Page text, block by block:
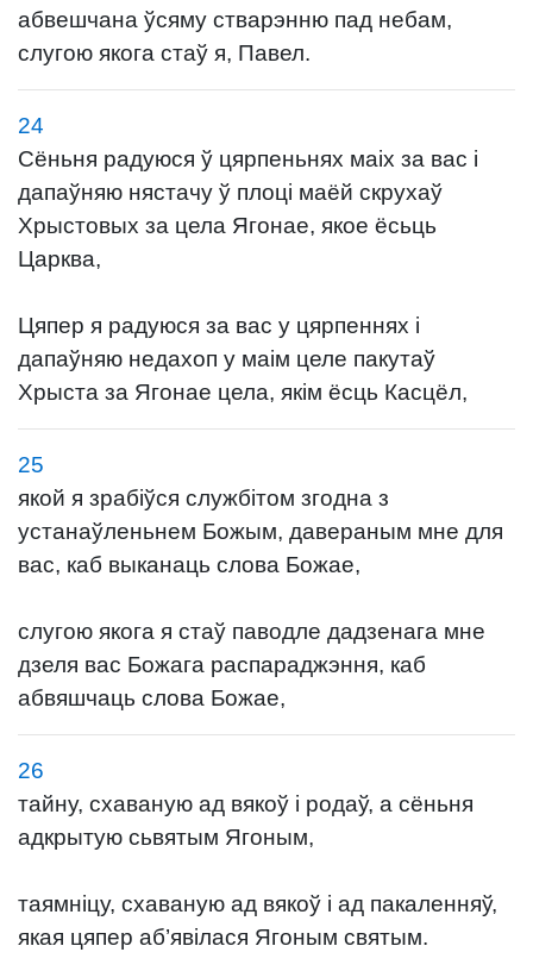
абвешчана ўсяму стварэнню пад небам,
слугою якога стаў я, Павел.
24
Сёньня радуюся ў цярпеньнях маіх за вас і
дапаўняю нястачу ў плоці маёй скрухаў
Хрыстовых за цела Ягонае, якое ёсьць
Царква,
Цяпер я радуюся за вас у цярпеннях і
дапаўняю недахоп у маім целе пакутаў
Хрыста за Ягонае цела, якім ёсць Касцёл,
25
якой я зрабіўся службітом згодна з
устанаўленьнем Божым, давераным мне для
вас, каб выканаць слова Божае,
слугою якога я стаў паводле дадзенага мне
дзеля вас Божага распараджэння, каб
абвяшчаць слова Божае,
26
тайну, схаваную ад вякоў і родаў, а сёньня
адкрытую сьвятым Ягоным,
таямніцу, схаваную ад вякоў і ад пакаленняў,
якая цяпер аб’явілася Ягоным святым.